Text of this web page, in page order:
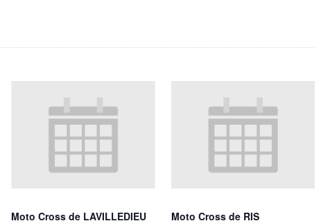
Moto Cross de LAVILLEDIEU
Moto Cross de RIS